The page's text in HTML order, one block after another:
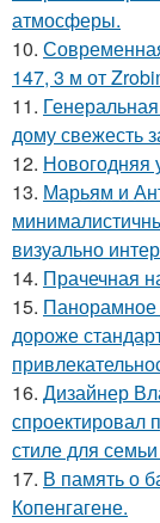
атмосферы.
10.
147, 3 м от
11.
дому свежесть
12. Новогодняя
13. Марьям и
визуально
14. Прачечная
15. Панорамное
дороже
16. Дизайнер
спроектировал
стиле для
17. В память о
Копенгагене.